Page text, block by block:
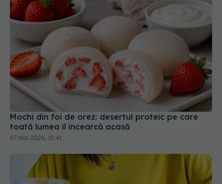
Mochi din foi de orez: desertul proteic pe care
toată lumea îl încearcă acasă
07 mai 2026, 15:41